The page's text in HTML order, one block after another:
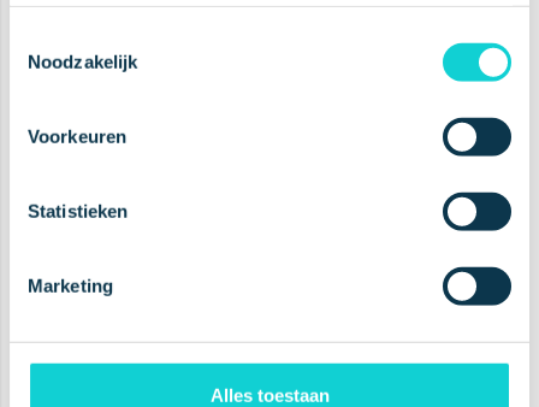
Noodzakelijk
Voorkeuren
Statistieken
Marketing
Alles toestaan
Clinically Proven
Planet Proof
Award Winning